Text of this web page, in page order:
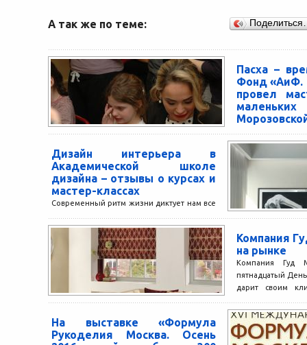
А так же по теме:
Пасха –
Фонд «АиФ.
провел
Морозовской
мастер-
пациентов.
Дизайн интерьера в
Академической школе
дизайна – отзывы о курсах и
мастер-классах
Современный ритм жизни диктует нам все
оформлении помещения. Дизайну
интерьера уделяется огромное внимание,
ведь любая...
Компания
на рынке
Компания Гуд
пятнадцатый
дарит своим
На выставке «Формула
Рукоделия Москва. Осень